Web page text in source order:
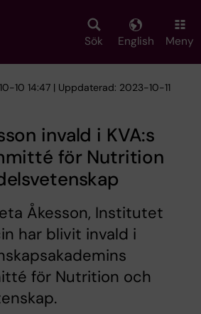
Sök English Meny
10 14:47 | Uppdaterad: 2023-10-11
invald i KVA:s
för Nutrition
Åkesson, Institutet
har blivit invald i
för Nutrition och